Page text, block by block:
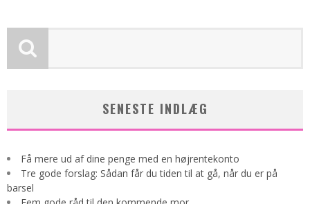
SENESTE INDLÆG
Få mere ud af dine penge med en højrentekonto
Tre gode forslag: Sådan får du tiden til at gå, når du er på
barsel